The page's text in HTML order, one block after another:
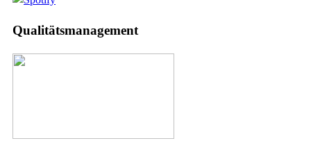
Qualitätsmanagement